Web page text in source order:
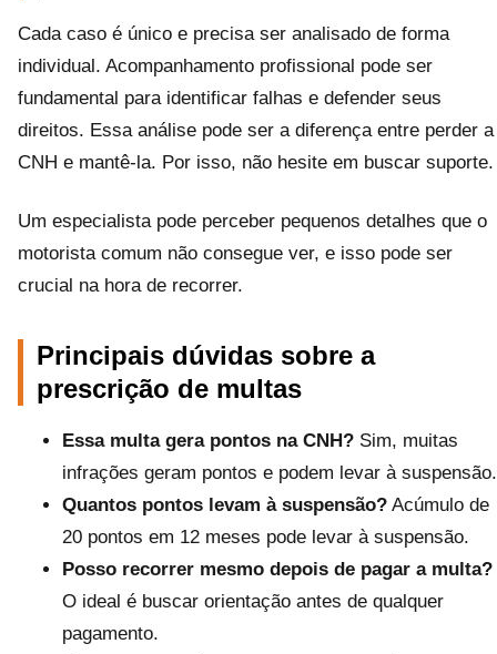
Cada caso é único e precisa ser analisado de forma
individual. Acompanhamento profissional pode ser
fundamental para identificar falhas e defender seus
direitos. Essa análise pode ser a diferença entre perder a
CNH e mantê-la. Por isso, não hesite em buscar suporte.
Um especialista pode perceber pequenos detalhes que o
motorista comum não consegue ver, e isso pode ser
crucial na hora de recorrer.
Principais dúvidas sobre a
prescrição de multas
Essa multa gera pontos na CNH? Sim, muitas
infrações geram pontos e podem levar à suspensão.
Quantos pontos levam à suspensão? Acúmulo de
20 pontos em 12 meses pode levar à suspensão.
Posso recorrer mesmo depois de pagar a multa?
O ideal é buscar orientação antes de qualquer
pagamento.